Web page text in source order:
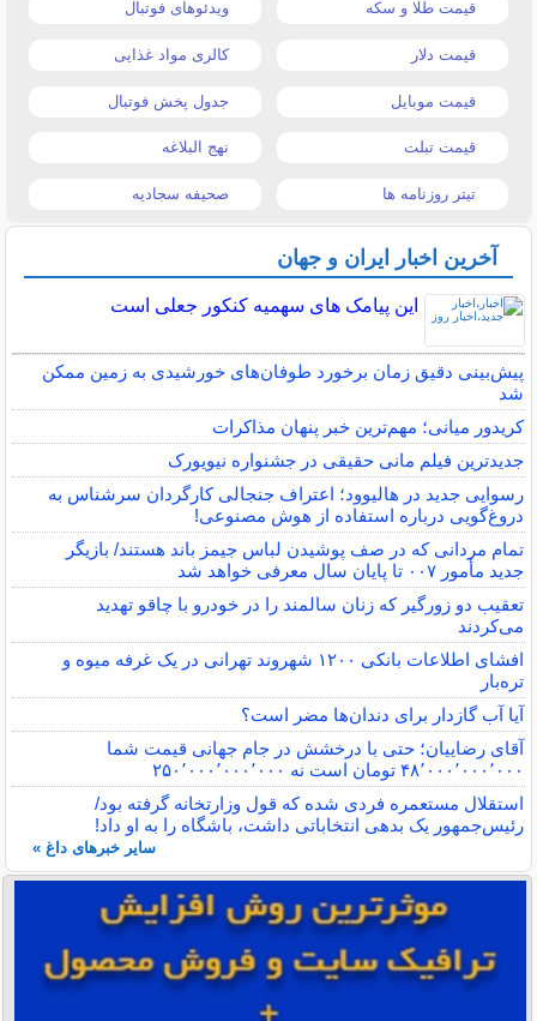
قیمت طلا و سکه ویدئوهای فوتبال
قیمت دلار کالری مواد غذایی
قیمت موبایل جدول پخش فوتبال
قیمت تبلت نهج البلاغه
تیتر روزنامه ها صحیفه سجادیه
آخرین اخبار ایران و جهان
این پیامک های سهمیه کنکور جعلی است
پیش‌بینی دقیق زمان برخورد طوفان‌های خورشیدی به زمین ممکن
شد
کریدور میانی؛ مهم‌ترین خبر پنهان مذاکرات
جدیدترین فیلم مانی حقیقی در جشنواره نیویورک
رسوایی جدید در هالیوود؛ اعتراف جنجالی کارگردان سرشناس به
دروغ‌گویی درباره استفاده از هوش مصنوعی!
تمام مردانی که در صف پوشیدن لباس جیمز باند هستند/ بازیگر
جدید مأمور ۰۰۷ تا پایان سال معرفی خواهد شد
تعقیب دو زورگیر که زنان سالمند را در خودرو با چاقو تهدید
می‌کردند
افشای اطلاعات بانکی ۱۲۰۰ شهروند تهرانی در یک غرفه میوه و
تره‌بار
آیا آب گازدار برای دندان‌ها مضر است؟
آقای رضاییان؛ حتی با درخشش در جام جهانی قیمت شما
۴۸٬۰۰۰٬۰۰۰٬۰۰۰ تومان است نه ۲۵۰٬۰۰۰٬۰۰۰٬۰۰۰
استقلال مستعمره فردی شده که قول وزارتخانه گرفته بود/
رئیس‌جمهور یک بدهی انتخاباتی داشت، باشگاه را به او داد!
سایر خبرهای داغ »